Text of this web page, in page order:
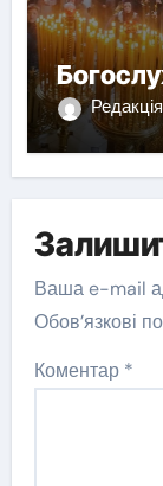
Редакція
Ваша e-mail
Обов’язкові
Коментар *